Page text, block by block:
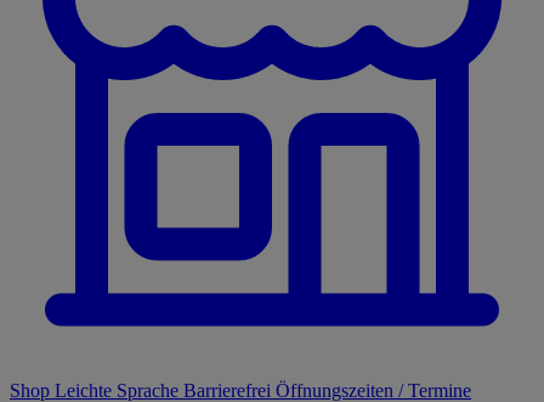
Shop Leichte Sprache Barrierefrei Öffnungszeiten / Termine